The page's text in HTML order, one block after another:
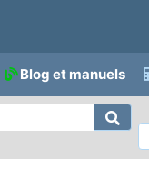
Blog et manuels